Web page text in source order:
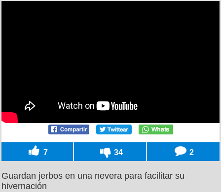
7 34 2
Guardan jerbos en una nevera para facilitar su
hivernación